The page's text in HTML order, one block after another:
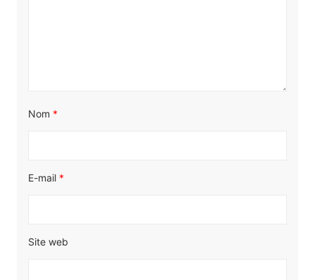
Nom *
E-mail *
Site web